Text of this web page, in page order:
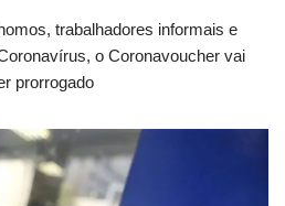
trabalhadores informais e
o Coronavoucher vai
prorrogado